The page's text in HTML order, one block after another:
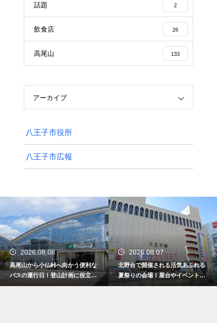
話題 2
飲食店 26
高尾山 133
アーカイブ
八王子市役所
八王子市広報
2026.08.07
北野台で開催される活気あふれる
夏祭りの会場！屋台やイベントを
大満喫
2026.08.07
八王子駅の周辺に無料の駐輪場の
ありなしを徹底調査！賢く自転車
を止める